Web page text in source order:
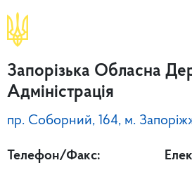
Запорізька Обласна
Адміністрація
пр. Соборний, 164, м.
Телефон/Факс: